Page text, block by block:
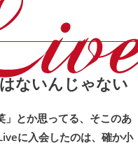
のやり方 季節講習
ないんじゃない
」とか思ってる、そこのあ
に入会したのは、確か小